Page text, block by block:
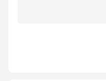
等。五、保密条款1.
书签订及履行过程中